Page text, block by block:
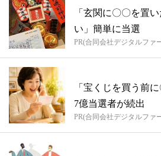
「玄関に〇〇を置
い」簡単に当選
PR(合同会社デジタルファ
「宝くじを買う前
7億当選者が続出
PR(合同会社デジタルファ